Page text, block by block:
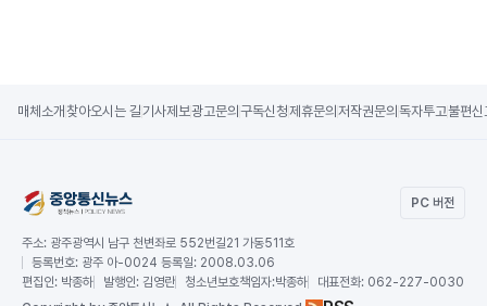
매체소개 찾아오시는 길기사제보광고문의 구독신청제휴문의 저작권문의 독자투고불편신
PC 버전
주소: 광주광역시 남구 천변좌로 552번길21 가동511호
등록번호: 광주 아-0024 등록일: 2008.03.06
편집인: 박종하 발행인: 김영란 청소년보호책임자:박종하 대표전화: 062-227-0030